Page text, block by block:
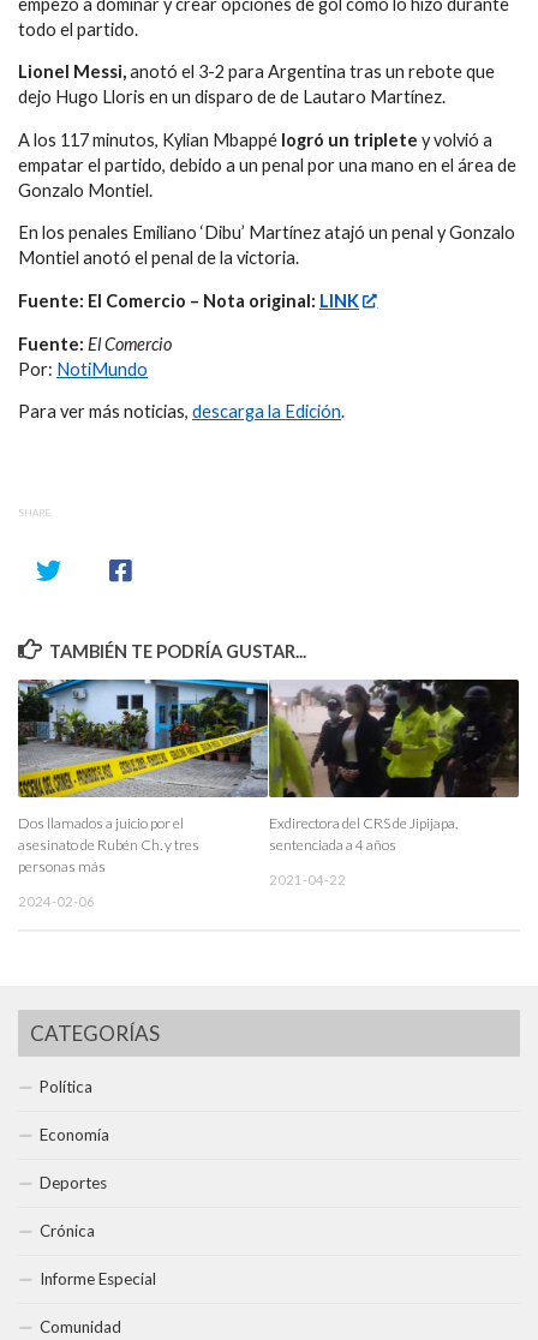
todo el partido.
Lionel Messi,anotó el 3-2 para Argentina tras un rebote que
dejo Hugo Lloris en un disparo de de Lautaro Martínez.
A los 117 minutos, Kylian Mbappé logró un triplete y volvió a
empatar el partido, debido a un penal por una mano en el área de
Gonzalo Montiel.
En los penales Emiliano ‘Dibu’ Martínez atajó un penal y Gonzalo
Montiel anotó el penal de la victoria.
Fuente: El Comercio – Nota original: LINK
Fuente: El Comercio
Por: NotiMundo
Para ver más noticias, descarga la Edición.
SHARE
TAMBIÉN TE PODRÍA GUSTAR...
Dos llamados a juicio por el
asesinato de Rubén Ch. y tres
personas más
2024-02-06
Exdirectora del CRS de Jipijapa,
sentenciada a 4 años
2021-04-22
CATEGORÍAS
Política
Economía
Deportes
Crónica
Informe Especial
Comunidad